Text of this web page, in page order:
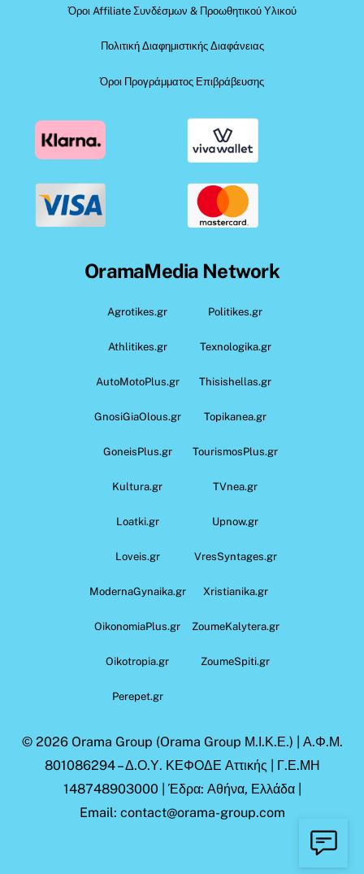
Όροι Affiliate Συνδέσμων & Προωθητικού Υλικού
Πολιτική Διαφημιστικής Διαφάνειας
Όροι Προγράμματος Επιβράβευσης
OramaMedia Network
Agrotikes.gr Politikes.gr
Athlitikes.gr Texnologika.gr
AutoMotoPlus.gr Thisishellas.gr
GnosiGiaOlous.gr Topikanea.gr
GoneisPlus.gr TourismosPlus.gr
Kultura.gr TVnea.gr
Loatki.gr Upnow.gr
Loveis.gr VresSyntages.gr
ModernaGynaika.gr Xristianika.gr
OikonomiaPlus.gr ZoumeKalytera.gr
Oikotropia.gr ZoumeSpiti.gr
Perepet.gr
© 2026 Orama Group (Orama Group Μ.Ι.Κ.Ε.) | Α.Φ.Μ.
801086294 – Δ.Ο.Υ. ΚΕΦΟΔΕ Αττικής | Γ.Ε.ΜΗ
148748903000 | Έδρα: Αθήνα, Ελλάδα |
Email: contact@orama-group.com